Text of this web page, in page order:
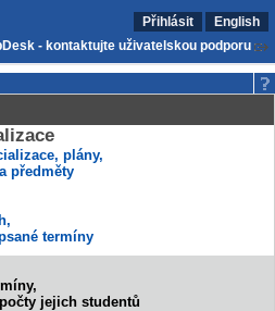
Přihlásit
English
- kontaktujte uživatelskou podporu
plány,
předměty
termíny
jejich studentů